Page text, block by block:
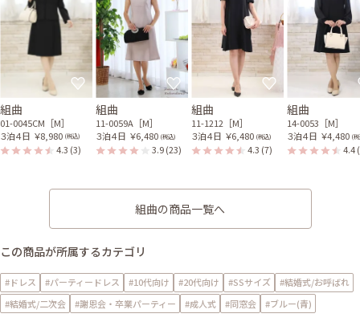
組曲
01-0045CM［M］
３泊４日 ￥8,980 (税込)
4.3 (3)
組曲
11-0059A［M］
３泊４日 ￥6,480 (税込)
3.9(23)
組曲
11-1212［M］
３泊４日 ￥6,480 (税込)
4.3 (7)
組曲
14-0053［M］
３泊４日 ￥4,480 (
4.4
組曲の商品一覧へ
この商品が所属するカテゴリ
#ドレス #パーティードレス #10代向け #20代向け #SSサイズ
#結婚式/お呼ばれ
#結婚式/二次会
#謝恩会・卒業パーティー #成人式 #同窓会 #ブルー(青)